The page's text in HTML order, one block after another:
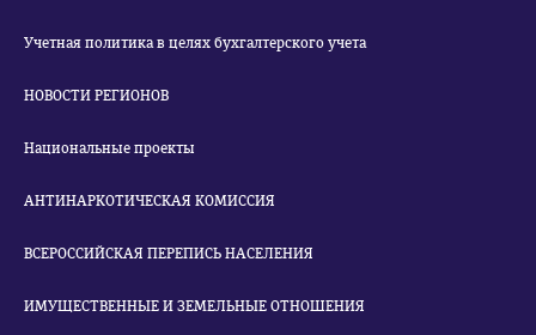
Учетная политика в целях бухгалтерского учета
НОВОСТИ РЕГИОНОВ
Национальные проекты
АНТИНАРКОТИЧЕСКАЯ КОМИССИЯ
ВСЕРОССИЙСКАЯ ПЕРЕПИСЬ НАСЕЛЕНИЯ
ИМУЩЕСТВЕННЫЕ И ЗЕМЕЛЬНЫЕ ОТНОШЕНИЯ